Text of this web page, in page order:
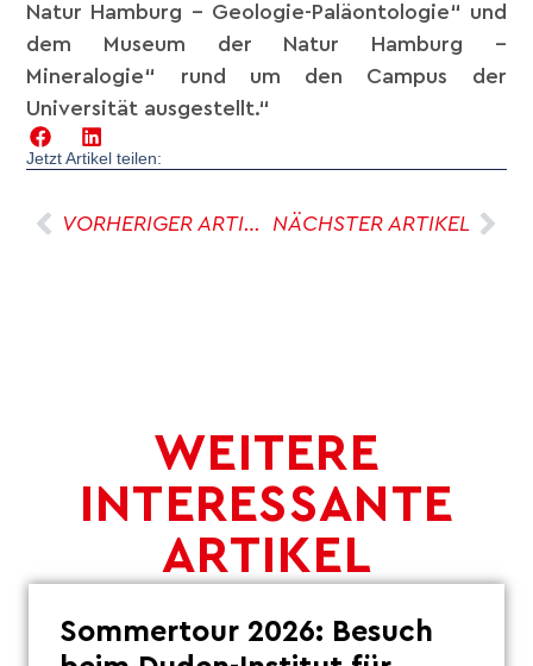
Natur Hamburg – Geologie-Paläontologie“ und
dem Museum der Natur Hamburg –
Mineralogie“ rund um den Campus der
Universität ausgestellt.“
Jetzt Artikel teilen:
VORHERIGER ARTIKEL NÄCHSTER ARTIKEL
WEITERE
INTERESSANTE
ARTIKEL
Sommertour 2026: Besuch